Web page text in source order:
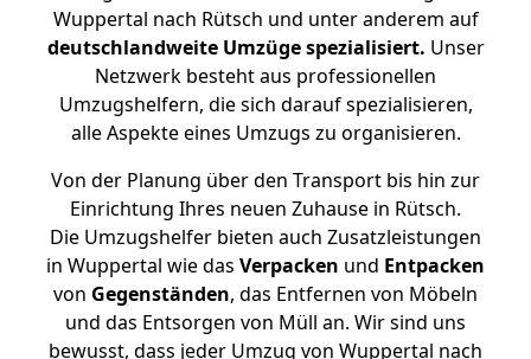
Wuppertal nach Rütsch und unter anderem auf
deutschlandweite Umzüge spezialisiert. Unser
Netzwerk besteht aus professionellen
Umzugshelfern, die sich darauf spezialisieren,
alle Aspekte eines Umzugs zu organisieren.
Von der Planung über den Transport bis hin zur
Einrichtung Ihres neuen Zuhause in Rütsch.
Die Umzugshelfer bieten auch Zusatzleistungen
in Wuppertal wie das Verpacken und Entpacken
von Gegenständen, das Entfernen von Möbeln
und das Entsorgen von Müll an. Wir sind uns
bewusst, dass jeder Umzug von Wuppertal nach